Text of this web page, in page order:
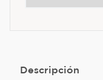
Descripción